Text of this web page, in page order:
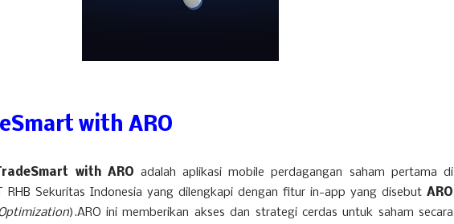
with ARO
with ARO adalah aplikasi mobile perdagangan saham pertama di
RHB Sekuritas Indonesia yang dilengkapi dengan fitur in-app yang disebut ARO
).ARO ini memberikan akses dan strategi cerdas untuk saham secara